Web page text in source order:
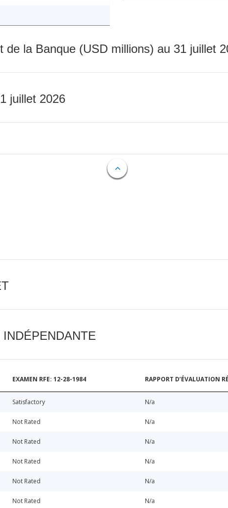
de la Banque (USD millions) au 31 juillet
juillet 2026
INDÉPENDANTE
EXAMEN RFE: 12-28-1984 RAPPORT D’ÉVALUATION
Satisfactory N/a
Not Rated N/a
Not Rated N/a
Not Rated N/a
Not Rated N/a
Not Rated N/a